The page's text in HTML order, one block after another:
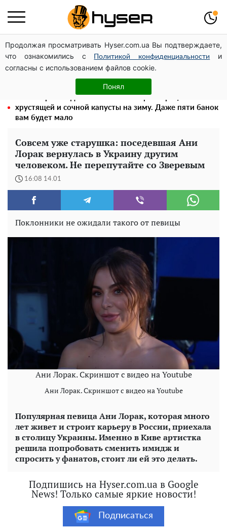
Продолжая просматривать Hyser.com.ua Вы подтверждаете,
что ознакомились с
Политикой конфиденциальности
и
согласны с использованием файлов cookie.
Понял
Может ли Почтовая площадь стать главной точкой
входа в исторический Киев
Елена Тополя слив видео – это далеко не все:
фронтмен "Антитела" Тарас Тополя стал следующим
хрустящей и сочной капусты на зиму. Даже пяти банок
вам будет мало
Совсем уже старушка: поседевшая Ани
Лорак вернулась в Украину другим
человеком. Не перепутайте со Зверевым
16:08 14.01
Поклонники не ожидали такого от певицы
Ани Лорак. Скриншот с видео на Youtube
Ани Лорак. Скриншот с видео на Youtube
Популярная певица Ани Лорак, которая много
лет живет и строит карьеру в России, приехала
в столицу Украины. Именно в Киве артистка
решила попробовать сменить имидж и
спросить у фанатов, стоит ли ей это делать.
Подпишись на Hyser.com.ua в Google
News! Только самые яркие новости!
Подписаться